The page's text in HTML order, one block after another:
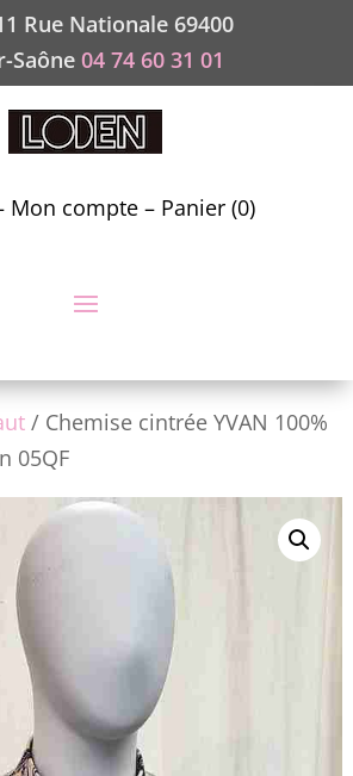
Rue Nationale 69400
Saône 04 74 60 31 01
Mon compte– Panier (0)
/ Chemise cintrée YVAN 100%
05QF